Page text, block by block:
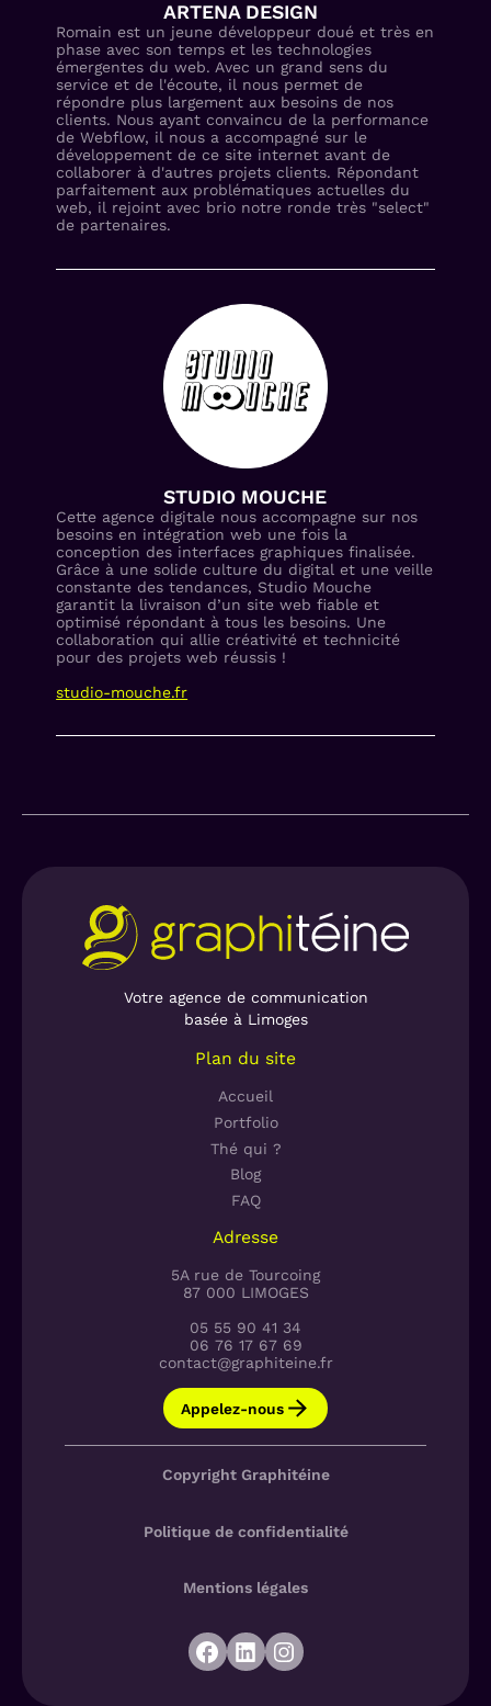
ARTENA DESIGN
Romain est un jeune développeur doué et très en
phase avec son temps et les technologies
émergentes du web. Avec un grand sens du
service et de l'écoute, il nous permet de
répondre plus largement aux besoins de nos
clients. Nous ayant convaincu de la performance
de Webflow, il nous a accompagné sur le
développement de ce site internet avant de
collaborer à d'autres projets clients. Répondant
parfaitement aux problématiques actuelles du
web, il rejoint avec brio notre ronde très "select"
de partenaires.
STUDIO MOUCHE
Cette agence digitale nous accompagne sur nos
besoins en intégration web une fois la
conception des interfaces graphiques finalisée.
Grâce à une solide culture du digital et une veille
constante des tendances, Studio Mouche
garantit la livraison d’un site web fiable et
optimisé répondant à tous les besoins. Une
collaboration qui allie créativité et technicité
pour des projets web réussis !
studio-mouche.fr
Votre agence de communication
basée à Limoges
Plan du site
Accueil
Portfolio
Thé qui ?
Blog
FAQ
Adresse
5A rue de Tourcoing
87 000 LIMOGES
05 55 90 41 34
06 76 17 67 69
contact@graphiteine.fr
Appelez-nous
Copyright Graphitéine
Politique de confidentialité
Mentions légales